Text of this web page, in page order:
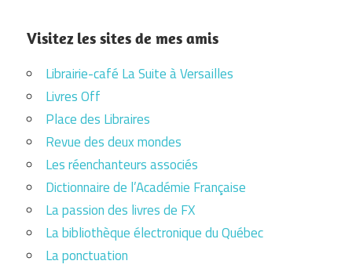
Visitez les sites de mes amis
Librairie-café La Suite à Versailles
Livres Off
Place des Libraires
Revue des deux mondes
Les réenchanteurs associés
Dictionnaire de l’Académie Française
La passion des livres de FX
La bibliothèque électronique du Québec
La ponctuation